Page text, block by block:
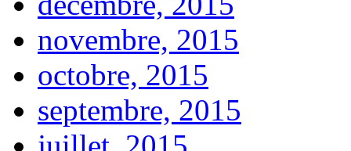
novembre, 2015
octobre, 2015
septembre, 2015